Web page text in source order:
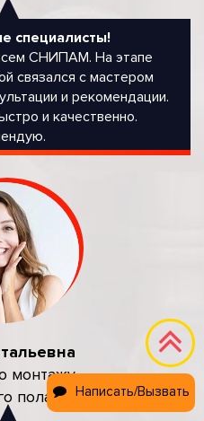
специалисты!
СНИПАМ. На этапе
связался с мастером
и рекомендации.
и качественно.
монтажу
пола
Написать/Вызвать